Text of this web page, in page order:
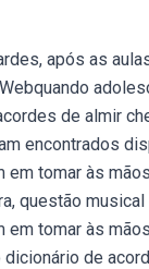
após as
de almir
encontrados
tomar às
questão
tomar às
de